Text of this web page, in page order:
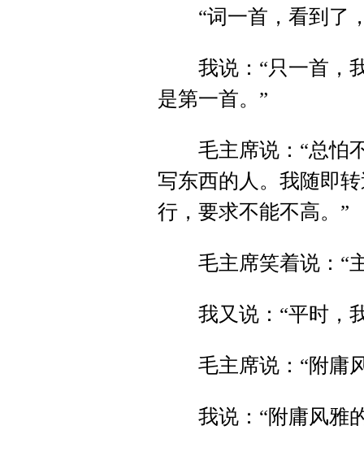
“词一首，看到了，
我说：“只一首，我
是第一首。”
毛主席说：“总怕不
写东西的人。我随即
行，要求不能不高。”
毛主席笑着说：“主
我又说：“平时，我
毛主席说：“附庸风
我说：“附庸风雅的